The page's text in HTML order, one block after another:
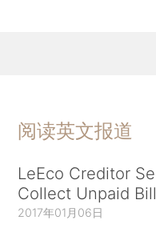
阅读英文报道
LeEco Creditor
Collect Unpaid
2017年01月06日